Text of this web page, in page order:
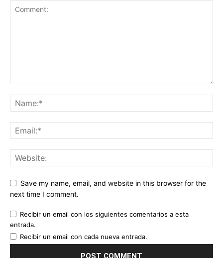
Save my name, email, and website in this browser for the
next time I comment.
Recibir un email con los siguientes comentarios a esta
entrada.
Recibir un email con cada nueva entrada.